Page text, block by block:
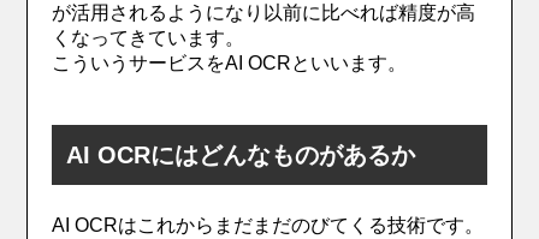
が活用されるようになり以前に比べれば精度が高
くなってきています。
こういうサービスをAI OCRといいます。
AI OCRにはどんなものがあるか
AI OCRはこれからまだまだのびてくる技術です。